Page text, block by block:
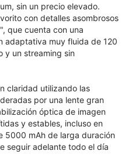
sin un precio elevado.
con detalles asombrosos
que cuenta con una
adaptativa muy fluida de 120
y un streaming sin
claridad utilizando las
por una lente gran
óptica de imagen
y estables, incluso en
5000 mAh de larga duración
seguir adelante todo el día